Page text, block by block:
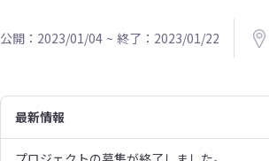
公開：2023/01/04 ~ 終了：2023/01/22
最新情報